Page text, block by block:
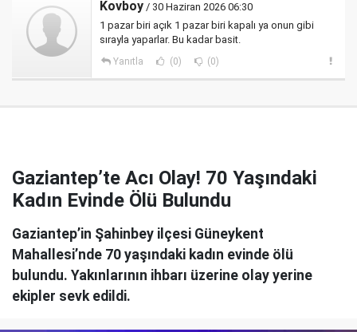
Kovboy / 30 Haziran 2026 06:30
1 pazar biri açık 1 pazar biri kapalı ya onun gibi
sırayla yaparlar. Bu kadar basit.
Yanıtla (0) (0)
Gaziantep’te Acı Olay! 70 Yaşındaki
Kadın Evinde Ölü Bulundu
Gaziantep’in Şahinbey ilçesi Güneykent
Mahallesi’nde 70 yaşındaki kadın evinde ölü
bulundu. Yakınlarının ihbarı üzerine olay yerine
ekipler sevk edildi.